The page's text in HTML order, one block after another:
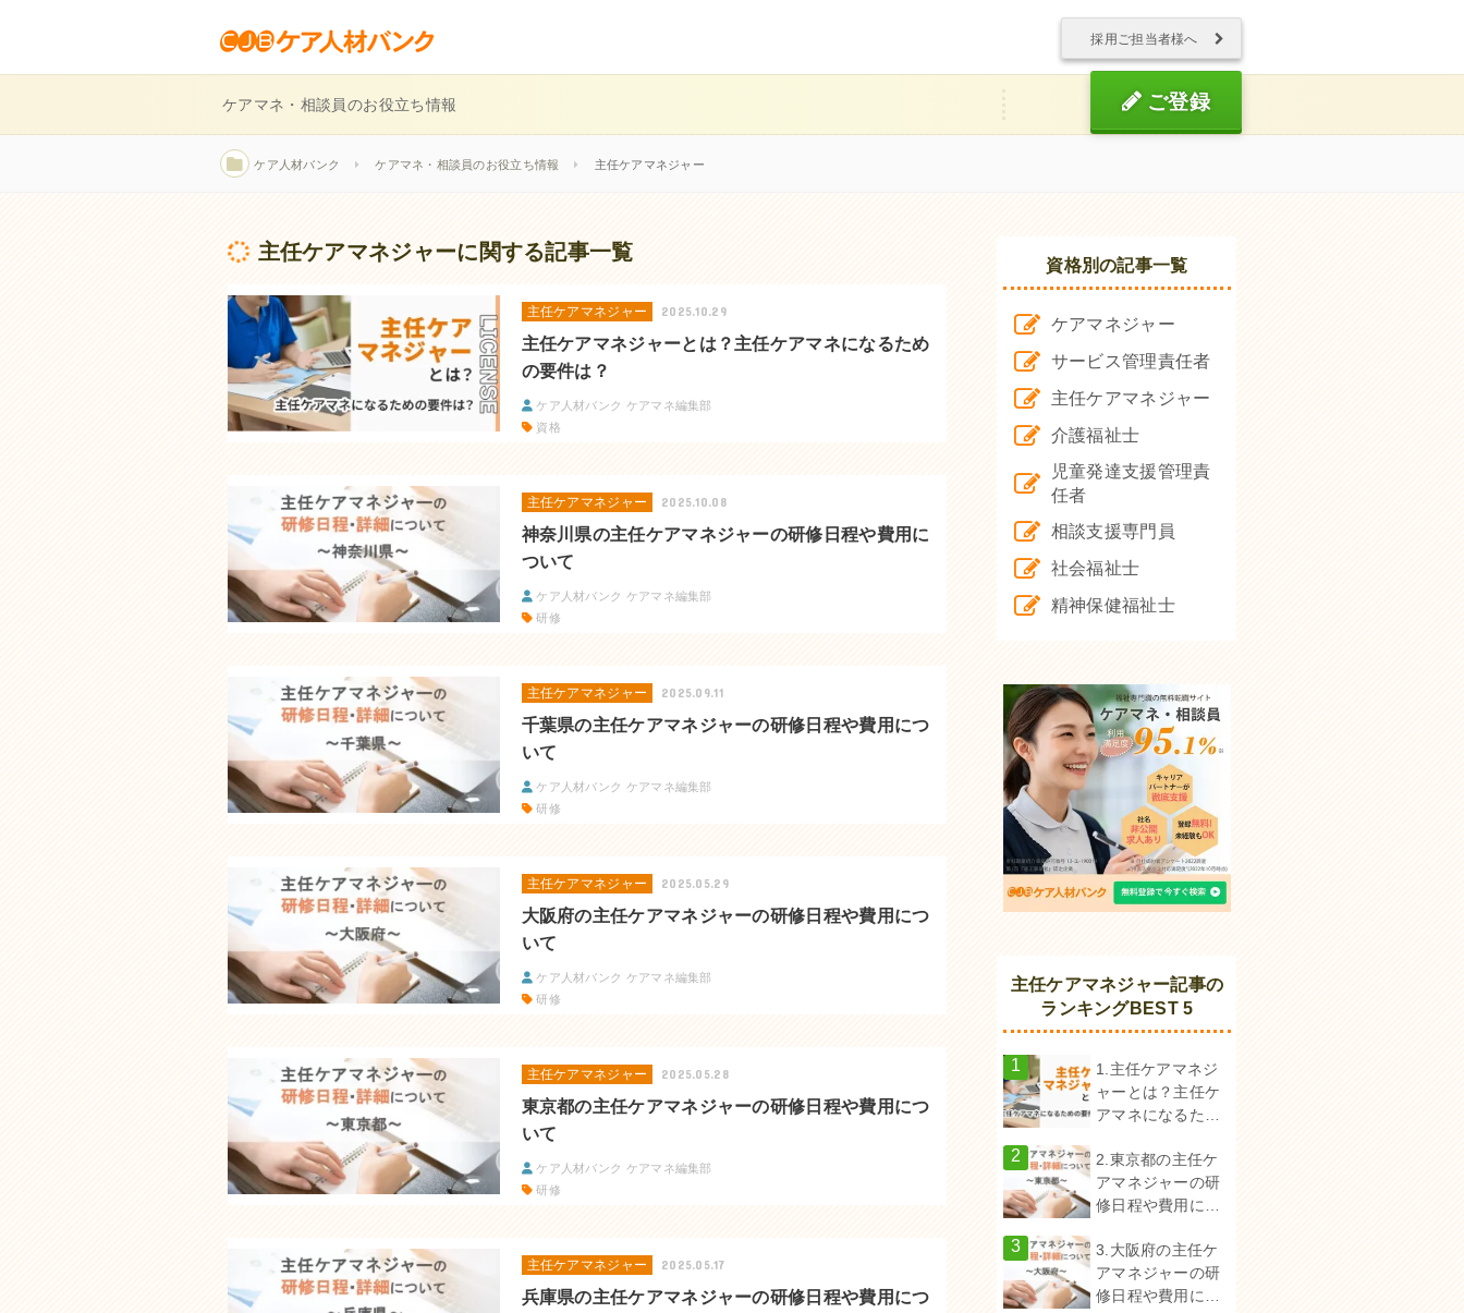
採用ご担当者様へ
ケアマネ・相談員のお役立ち情報 ご登録
ケア人材バンク ケアマネ・相談員のお役立ち情報 主任ケアマネジャー
主任ケアマネジャーに関する記事一覧
主任ケアマネジャー 2025.10.29
主任ケアマネジャーとは？主任ケアマネになるため
の要件は？
ケア人材バンク ケアマネ編集部
資格
主任ケアマネジャー 2025.10.08
神奈川県の主任ケアマネジャーの研修日程や費用に
ついて
ケア人材バンク ケアマネ編集部
研修
主任ケアマネジャー 2025.09.11
千葉県の主任ケアマネジャーの研修日程や費用につ
いて
ケア人材バンク ケアマネ編集部
研修
主任ケアマネジャー 2025.05.29
大阪府の主任ケアマネジャーの研修日程や費用につ
いて
ケア人材バンク ケアマネ編集部
研修
主任ケアマネジャー 2025.05.28
東京都の主任ケアマネジャーの研修日程や費用につ
いて
ケア人材バンク ケアマネ編集部
研修
主任ケアマネジャー 2025.05.17
兵庫県の主任ケアマネジャーの研修日程や費用につ
資格別の記事一覧
ケアマネジャー
サービス管理責任者
主任ケアマネジャー
介護福祉士
児童発達支援管理責
任者
相談支援専門員
社会福祉士
精神保健福祉士
主任ケアマネジャー記事の
ランキングBEST 5
1.主任ケアマネジ
ャーとは？主任ケ
アマネになるため
2.東京都の主任ケ
アマネジャーの研
修日程や費用につ
3.大阪府の主任ケ
アマネジャーの研
修日程や費用につ